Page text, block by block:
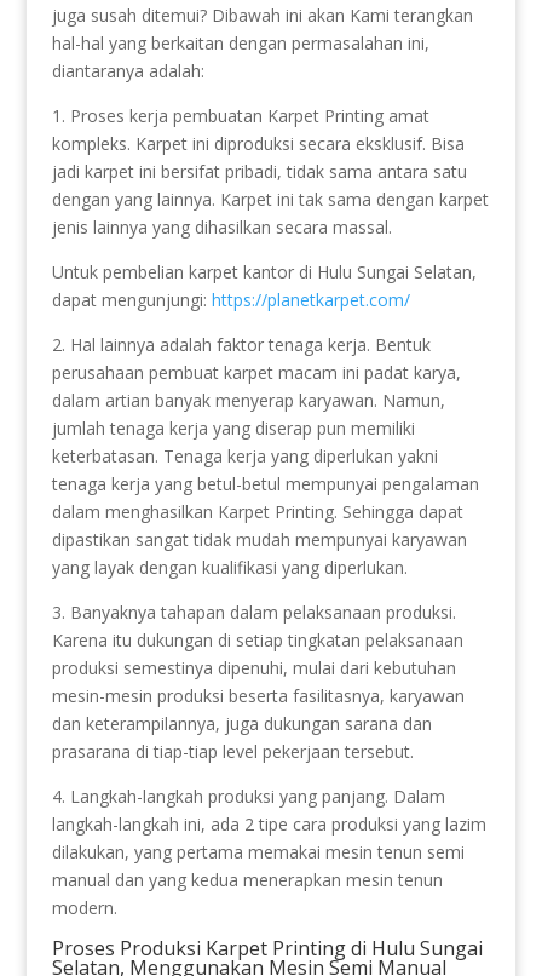
juga susah ditemui? Dibawah ini akan Kami terangkan
hal-hal yang berkaitan dengan permasalahan ini,
diantaranya adalah:
1. Proses kerja pembuatan Karpet Printing amat
kompleks. Karpet ini diproduksi secara eksklusif. Bisa
jadi karpet ini bersifat pribadi, tidak sama antara satu
dengan yang lainnya. Karpet ini tak sama dengan karpet
jenis lainnya yang dihasilkan secara massal.
Untuk pembelian karpet kantor di Hulu Sungai Selatan,
dapat mengunjungi: https://planetkarpet.com/
2. Hal lainnya adalah faktor tenaga kerja. Bentuk
perusahaan pembuat karpet macam ini padat karya,
dalam artian banyak menyerap karyawan. Namun,
jumlah tenaga kerja yang diserap pun memiliki
keterbatasan. Tenaga kerja yang diperlukan yakni
tenaga kerja yang betul-betul mempunyai pengalaman
dalam menghasilkan Karpet Printing. Sehingga dapat
dipastikan sangat tidak mudah mempunyai karyawan
yang layak dengan kualifikasi yang diperlukan.
3. Banyaknya tahapan dalam pelaksanaan produksi.
Karena itu dukungan di setiap tingkatan pelaksanaan
produksi semestinya dipenuhi, mulai dari kebutuhan
mesin-mesin produksi beserta fasilitasnya, karyawan
dan keterampilannya, juga dukungan sarana dan
prasarana di tiap-tiap level pekerjaan tersebut.
4. Langkah-langkah produksi yang panjang. Dalam
langkah-langkah ini, ada 2 tipe cara produksi yang lazim
dilakukan, yang pertama memakai mesin tenun semi
manual dan yang kedua menerapkan mesin tenun
modern.
Proses Produksi Karpet Printing di Hulu Sungai
Selatan, Menggunakan Mesin Semi Manual